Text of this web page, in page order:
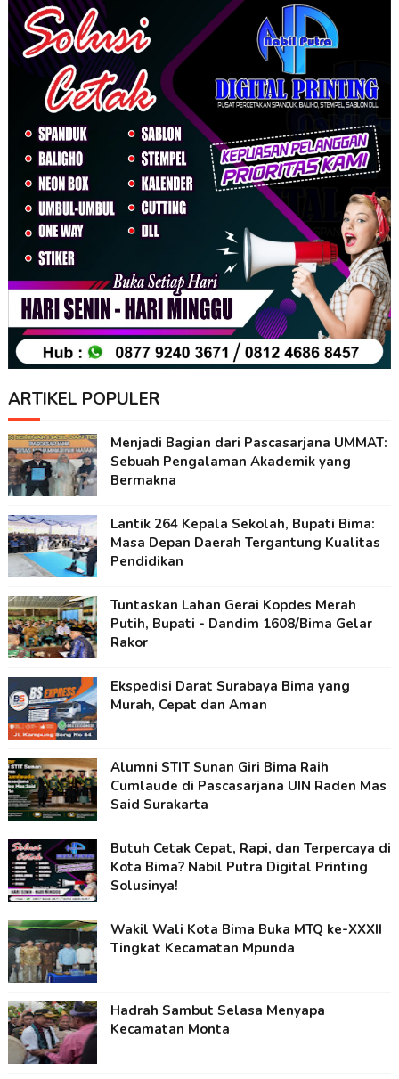
ARTIKEL POPULER
Menjadi Bagian dari Pascasarjana UMMAT:
Sebuah Pengalaman Akademik yang
Bermakna
Lantik 264 Kepala Sekolah, Bupati Bima:
Masa Depan Daerah Tergantung Kualitas
Pendidikan
Tuntaskan Lahan Gerai Kopdes Merah
Putih, Bupati - Dandim 1608/Bima Gelar
Rakor
Ekspedisi Darat Surabaya Bima yang
Murah, Cepat dan Aman
Alumni STIT Sunan Giri Bima Raih
Cumlaude di Pascasarjana UIN Raden Mas
Said Surakarta
Butuh Cetak Cepat, Rapi, dan Terpercaya di
Kota Bima? Nabil Putra Digital Printing
Solusinya!
Wakil Wali Kota Bima Buka MTQ ke-XXXII
Tingkat Kecamatan Mpunda
Hadrah Sambut Selasa Menyapa
Kecamatan Monta